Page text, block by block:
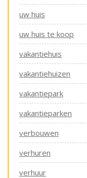
uw huis
uw huis te koop
vakantiehuis
vakantiehuizen
vakantiepark
vakantieparken
verbouwen
verhuren
verhuur